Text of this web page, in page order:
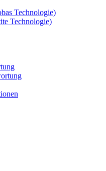
Technologie)
Technologie)